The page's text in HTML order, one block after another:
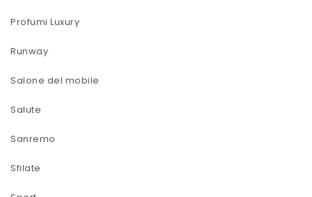
Profumi Luxury
Runway
Salone del mobile
Salute
Sanremo
Sfilate